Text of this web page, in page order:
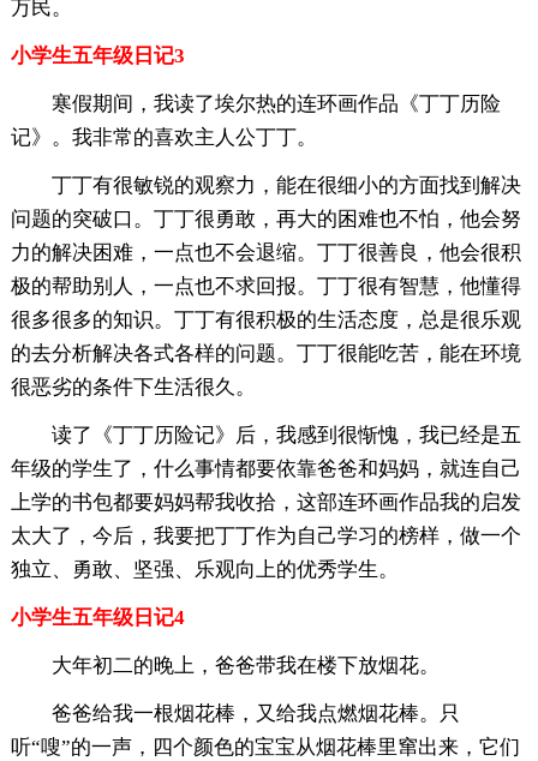
万民。
小学生五年级日记3
寒假期间，我读了埃尔热的连环画作品《丁丁历险
记》。我非常的喜欢主人公丁丁。
丁丁有很敏锐的观察力，能在很细小的方面找到解决
问题的突破口。丁丁很勇敢，再大的困难也不怕，他会努
力的解决困难，一点也不会退缩。丁丁很善良，他会很积
极的帮助别人，一点也不求回报。丁丁很有智慧，他懂得
很多很多的知识。丁丁有很积极的生活态度，总是很乐观
的去分析解决各式各样的问题。丁丁很能吃苦，能在环境
很恶劣的条件下生活很久。
读了《丁丁历险记》后，我感到很惭愧，我已经是五
年级的学生了，什么事情都要依靠爸爸和妈妈，就连自己
上学的书包都要妈妈帮我收拾，这部连环画作品我的启发
太大了，今后，我要把丁丁作为自己学习的榜样，做一个
独立、勇敢、坚强、乐观向上的优秀学生。
小学生五年级日记4
大年初二的晚上，爸爸带我在楼下放烟花。
爸爸给我一根烟花棒，又给我点燃烟花棒。只
听“嗖”的一声，四个颜色的宝宝从烟花棒里窜出来，它们